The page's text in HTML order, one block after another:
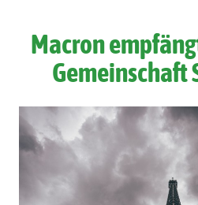
Macron
Gemeinschaft